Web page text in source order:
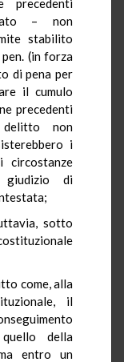
precedenti
– non
stabilito
pen. (in forza
di pena per
il cumulo
precedenti
delitto non
i
circostanze
giudizio di
sotto
come, alla
il
della
entro un